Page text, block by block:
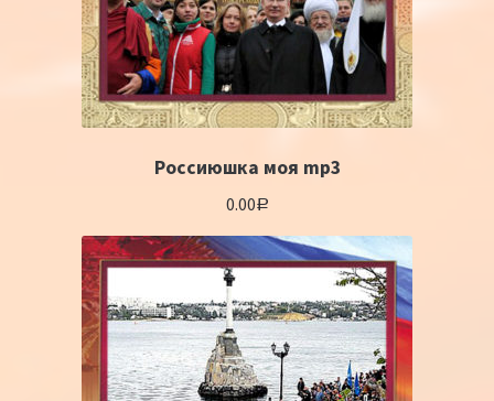
Россиюшка моя mp3
0.00Р